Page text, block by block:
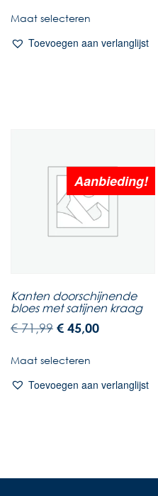
Maat selecteren
Toevoegen aan verlanglijst
Aanbieding!
Kanten doorschijnende
bloes met satijnen kraag
€71,99 € 45,00
Maat selecteren
Toevoegen aan verlanglijst